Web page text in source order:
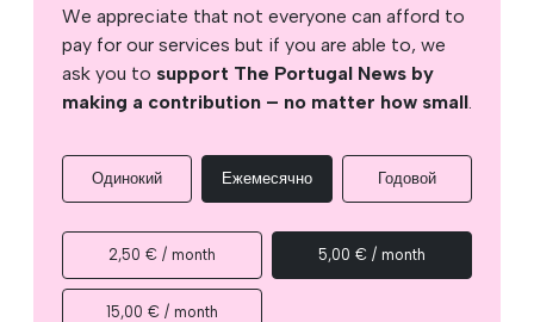
We appreciate that not everyone can afford to
pay for our services but if you are able to, we
ask you to support The Portugal News by
making a contribution – no matter how small.
Одинокий Ежемесячно Годовой
2,50 € / month 5,00 € / month
15,00 € / month